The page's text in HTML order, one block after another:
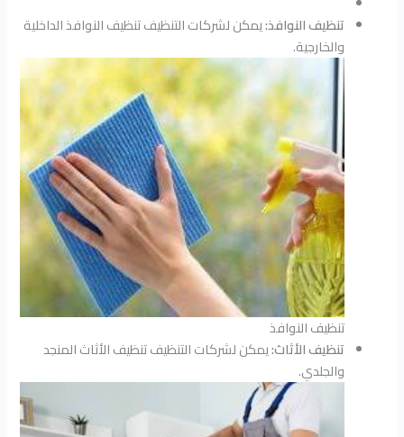
تنظيف النوافذ:يمكن لشركات التنظيف تنظيف النوافذ الداخلية
والخارجية.
تنظيف النوافذ
تنظيف الأثاث:يمكن لشركات التنظيف تنظيف الأثاث المنجد
والجلدي.